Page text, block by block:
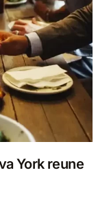
York reune